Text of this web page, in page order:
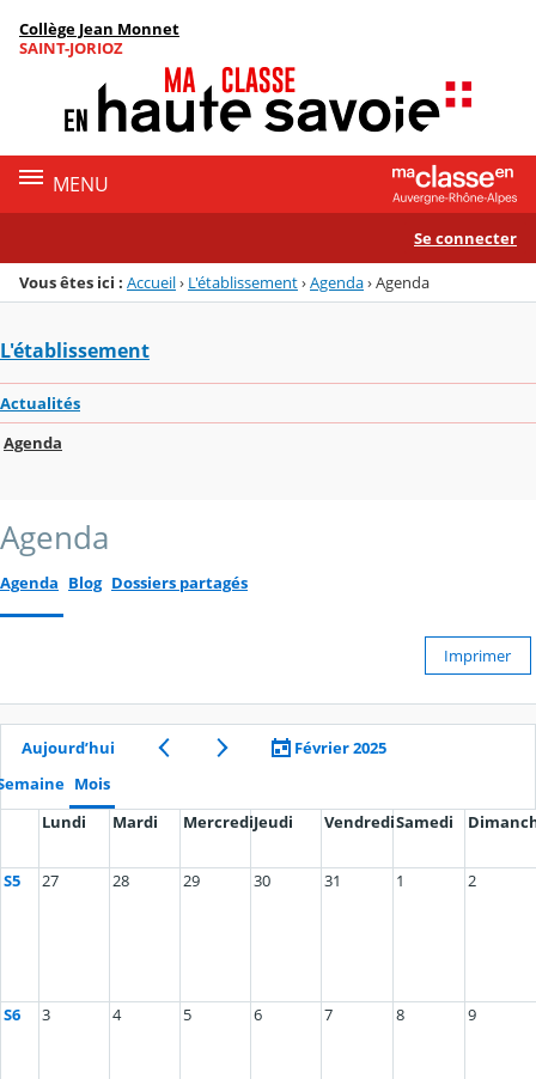
Menu de la rubrique
Contenu
Collège Jean Monnet
SAINT-JORIOZ
MENU
Se connecter
Vous êtes ici : Accueil› L'établissement›Agenda›Agenda
L'établissement
Actualités
Agenda
Agenda
Agenda Blog Dossiers partagés
Imprimer
Aujourd’hui
Février 2025
Mois
Lundi
Mardi MercrediJeudi VendrediSamedi
S5 27 28 29 30 31 1 2
S6 3 4 5 6 7 8 9